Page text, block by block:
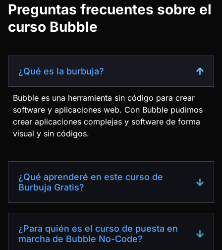
Preguntas frecuentes sobre el
curso Bubble
¿Qué es la burbuja?
Bubble es una herramienta sin código para crear
software y aplicaciones web. Con Bubble pudimos
crear aplicaciones complejas y software de forma
visual y sin códigos.
¿Qué aprenderé en este curso de
Burbuja Gratis?
¿Para quién es el curso de puesta en
marcha de Bubble No-Code?